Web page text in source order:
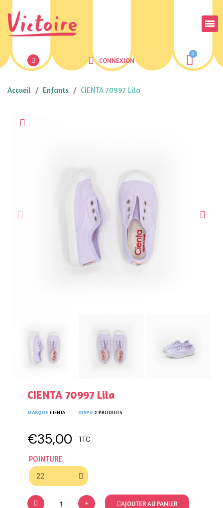
CONNEXION
Accueil Enfants CIENTA 70997 Lila
CIENTA 70997 Lila
MARQUE CIENTA DISPO 2 PRODUITS
€35,00 TTC
POINTURE
AJOUTER AU PANIER